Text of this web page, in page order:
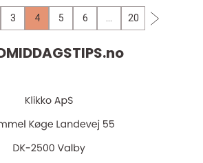
3 4 5 6 20
no